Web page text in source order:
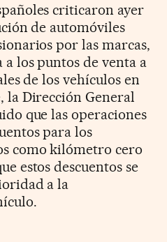
criticaron ayer
de automóviles
por las marcas,
los puntos de venta a
de los vehículos en
la Dirección General
que las operaciones
para los
como kilómetro cero
estos descuentos se
a la